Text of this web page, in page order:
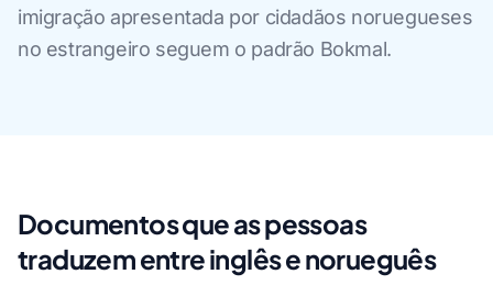
imigração apresentada por cidadãos noruegueses
no estrangeiro seguem o padrão Bokmal.
Documentos que as pessoas
traduzem entre inglês e norueguês